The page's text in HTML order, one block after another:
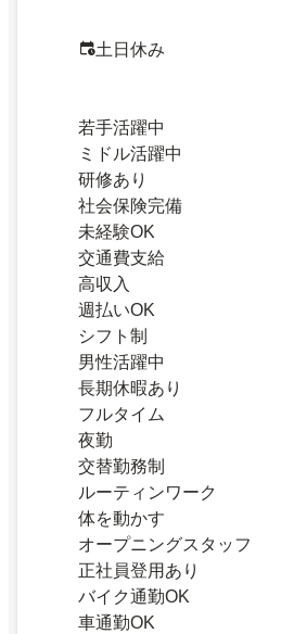
土日休み
若手活躍中
ミドル活躍中
研修あり
社会保険完備
未経験OK
交通費支給
高収入
週払いOK
シフト制
男性活躍中
長期休暇あり
フルタイム
夜勤
交替勤務制
ルーティンワーク
体を動かす
オープニングスタッフ
正社員登用あり
バイク通勤OK
車通勤OK